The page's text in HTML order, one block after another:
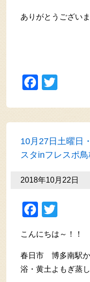
ありがとうござい
10月27日土曜日
スタinフレスポ鳥
2018年10月22日
こんにちは～！！
春日市 博多南駅
浴・黄土よもぎ蒸